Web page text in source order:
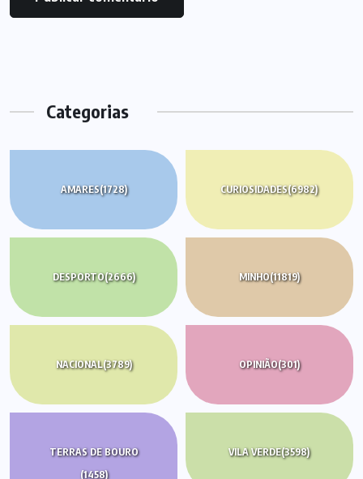
Categorias
AMARES(1728) CURIOSIDADES(6982)
DESPORTO(2666) MINHO(11819)
NACIONAL(3789) OPINIÃO(301)
TERRAS DE BOURO
(1458)
VILA VERDE(3598)